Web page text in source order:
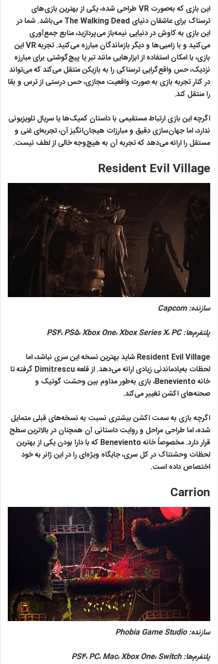
این بازی که به‌صورت VR طراحی شده، یکی از بهترین بازی‌های
ترسناک برای عاشقان دنیای The Walking Dead می‌باشد. شما در
این بازی به کاوش در دنیایی نیمه‌باز می‌پردازید، منابع جمع‌آوری
می‌کنید و با زامبی‌ها و دیگر بازماندگان مبارزه می‌کنید. تجربه VR این
بازی، با امکان استفاده از ابزارهایی مانند تبر یا پیچ‌گوشتی برای مبارزه
نزدیک، حس واقع‌گرایی ترسناکی را به بازیکن منتقل می‌کند که می‌تواند
در کنار تجربه بازی به صورت واقعیت مجازی، حس درستی از ترس و بقا
را منتقل کند.
اگرچه این بازی ارتباط مستقیمی با داستان کمیک‌ها یا سریال تلویزیونی
ندارد، اما جهان‌سازی دقیق و مبارزات هیجان‌انگیز آن، تجربه‌ای غنی و
مستقل را ارائه می‌دهد که تجربه آن به هیچ‌وجه خالی از لطف نیست.
Resident Evil Village
سازنده:Capcom
پلتفرم‌ها:
PS4،PS5،Xbox One،Xbox Series X،PC
Resident Evil Village شاید بهترین نسخه این سری نباشد، اما
لحظات به‌یادماندنی زیادی ارائه می‌دهد. از قلعه Dimitrescu گرفته تا
خانه Beneviento، بازی به‌طور مداوم بین وحشت گوتیک و
صحنه‌های اکشن تغییر می‌کند.
اگرچه بازی به سمت اکشن بیشتری نسبت به نسخه‌های قبلی متمایل
شده، اما طراحی مراحل و روایت داستانی آن همچنان در بالاترین سطح
قرار دارد. مخصوصاً خانه Beneviento که با دارا بودن یکی از بهترین
لحظات وحشتناک در کل سری، جایگاه ویژه‌ای را در این ژانر به خود
اختصاص داده است.
Carrion
سازنده:Phobia Game Studio
پلتفرم‌ها:
PS4،PC،Mac،Xbox One،Switch